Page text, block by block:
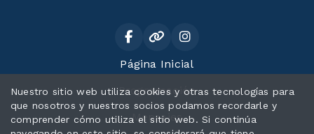
Página Inicial
Programación
Mensajes
Nuestro sitio web utiliza cookies y otras tecnologías para
que nosotros y nuestros socios podamos recordarle y
comprender cómo utiliza el sitio web. Si continúa